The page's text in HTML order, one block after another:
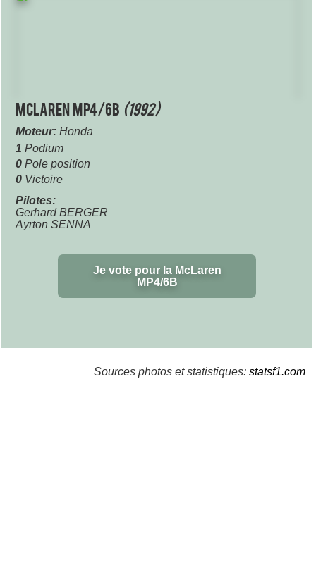
McLaren MP4/6B (1992)
Moteur: Honda
1 Podium
0 Pole position
0 Victoire
Pilotes:
Gerhard BERGER
Ayrton SENNA
Je vote pour la McLaren
MP4/6B
Sources photos et statistiques: statsf1.com